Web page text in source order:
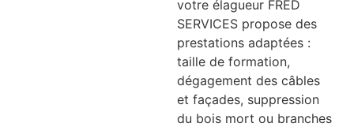
votre élagueur FRED
SERVICES propose des
prestations adaptées :
taille de formation,
dégagement des câbles
et façades, suppression
du bois mort ou branches